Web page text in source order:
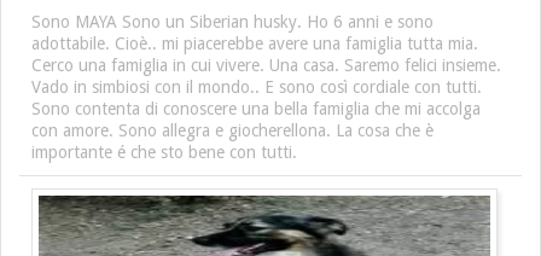
Sono MAYA Sono un Siberian husky. Ho 6 anni e sono
adottabile. Cioè.. mi piacerebbe avere una famiglia tutta mia.
Cerco una famiglia in cui vivere. Una casa. Saremo felici insieme.
Vado in simbiosi con il mondo.. E sono così cordiale con tutti.
Sono contenta di conoscere una bella famiglia che mi accolga
con amore. Sono allegra e giocherellona. La cosa che è
importante é che sto bene con tutti.